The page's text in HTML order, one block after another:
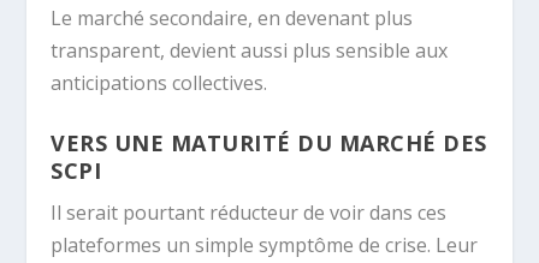
Le marché secondaire, en devenant plus
transparent, devient aussi plus sensible aux
anticipations collectives.
VERS UNE MATURITÉ DU MARCHÉ DES
SCPI
Il serait pourtant réducteur de voir dans ces
plateformes un simple symptôme de crise. Leur